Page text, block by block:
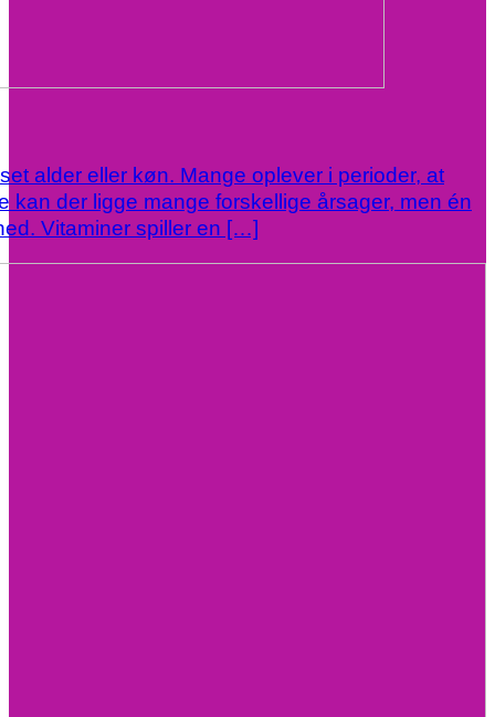
alder eller køn. Mange oplever i perioder, at
kan der ligge mange forskellige årsager, men én
Vitaminer spiller en […]